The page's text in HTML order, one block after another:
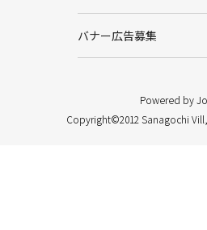
バナー広告募集
Powered by
Copyright©2012 Sanagochi Vill,